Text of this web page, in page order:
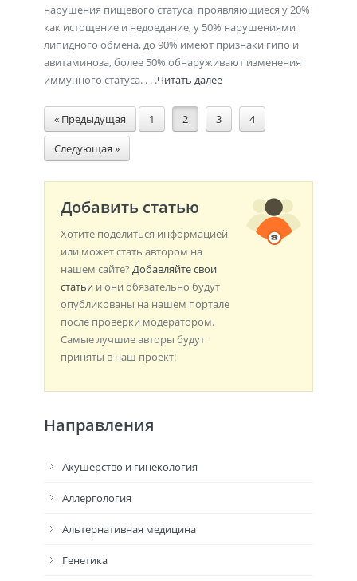
нарушения пищевого статуса, проявляющиеся у 20%
как истощение и недоедание, у 50% нарушениями
липидного обмена, до 90% имеют признаки гипо и
авитаминоза, более 50% обнаруживают изменения
иммунного статуса. . . .Читать далее
« Предыдущая 1 2 3 4
Следующая »
Добавить статью
Хотите поделиться информацией
или может стать автором на
нашем сайте? Добавляйте свои
статьи и они обязательно будут
опубликованы на нашем портале
после проверки модератором.
Самые лучшие авторы будут
приняты в наш проект!
Направления
Акушерство и гинекология
Аллергология
Альтернативная медицина
Генетика